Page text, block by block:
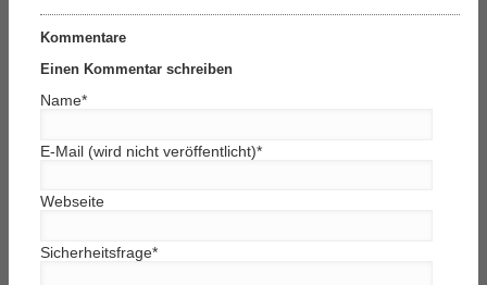
Kommentare
Einen Kommentar schreiben
Name*
E-Mail (wird nicht veröffentlicht)*
Webseite
Sicherheitsfrage*